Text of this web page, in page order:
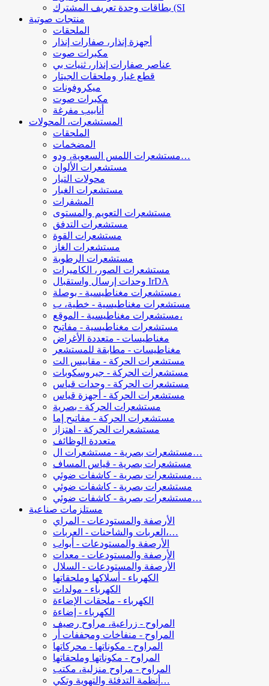
بطاقات وحدة تعريف المشترك (SI
منتجات صوتية
الملحقات
أجهزة إنذار، صفارات إنذار
مكبرات صوت
عناصر صفارات إنذار، ثنيات بي
قطع غيار وملحقات الجيتار
ميكروفونات
مكبرات صوت
أنابيب مفرغة
المستشعرات، المحولات
الملحقات
المضخمات
مستشعرات اللمس السعوية، ودو…
مستشعرات الألوان
محولات التيار
مستشعرات الغبار
المشفرات
مستشعرات التعويم والمستوى
مستشعرات التدفق
مستشعرات القوة
مستشعرات الغاز
مستشعرات الرطوبة
مستشعرات الصور، الكاميرات
وحدات إرسال واستقبال IrDA
مستشعرات مغناطيسية - بوصلة،
مستشعرات مغناطيسية - خطية، ب
مستشعرات مغناطيسية - الموقع،
مستشعرات مغناطيسية - مفاتيح
مغناطيسات - متعددة الأغراض
مغناطيسات - مطابقة للمستشعر
مستشعرات الحركة - مقاييس الت
مستشعرات الحركة - جيروسكوبات
مستشعرات الحركة - وحدات قياس
مستشعرات الحركة - أجهزة قياس
مستشعرات الحركة - بصرية
مستشعرات الحركة - مفاتيح إما
مستشعرات الحركة - اهتزاز
متعددة الوظائف
مستشعرات بصرية - مستشعرات ال…
مستشعرات بصرية - قياس المساف
مستشعرات بصرية - كاشفات ضوئي…
مستشعرات بصرية - كاشفات ضوئي
مستشعرات بصرية - كاشفات ضوئي…
مستلزمات صناعية
الأرصفة والمستودعات - المراي
العربات والشاحنات - العربات،…
الأرصفة والمستودعات - أبواب
الأرصفة والمستودعات - معدات
الأرصفة والمستودعات - السلال
الكهرباء - أسلاكها وملحقاتها
الكهرباء - مولدات
الكهرباء - ملحقات الإضاءة
الكهرباء - إضاءة
المراوح - زراعية، مراوح رصيف
المراوح - منفاخات ومجففات أر
المراوح - مكوناتها - محركاتها
المراوح - مكوناتها وملحقاتها
المراوح - مراوح منزلية، مكتب
أنظمة التدفئة والتهوية وتكي…